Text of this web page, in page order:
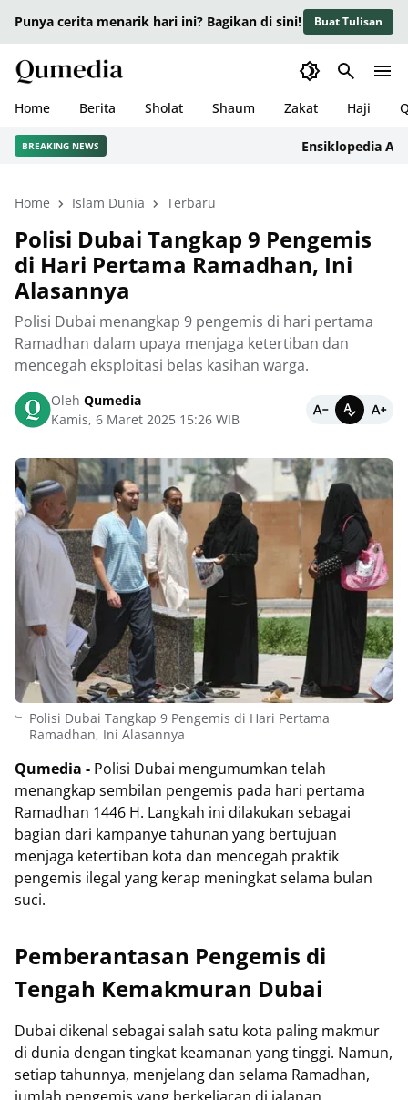
Punya cerita menarik hari ini? Bagikan di sini! Buat Tulisan
Home Berita Sholat Shaum Zakat Haji
BREAKING NEWS Ensiklopedia Adab
Home Islam Dunia Terbaru
Polisi Dubai Tangkap 9 Pengemis
di Hari Pertama Ramadhan, Ini
Alasannya
Polisi Dubai menangkap 9 pengemis di hari pertama
Ramadhan dalam upaya menjaga ketertiban dan
mencegah eksploitasi belas kasihan warga.
Oleh Qumedia
Kamis, 6 Maret 2025 15:26 WIB
Polisi Dubai Tangkap 9 Pengemis di Hari Pertama
Ramadhan, Ini Alasannya
Qumedia - Polisi Dubai mengumumkan telah
menangkap sembilan pengemis pada hari pertama
Ramadhan 1446 H. Langkah ini dilakukan sebagai
bagian dari kampanye tahunan yang bertujuan
menjaga ketertiban kota dan mencegah praktik
pengemis ilegal yang kerap meningkat selama bulan
suci.
Pemberantasan Pengemis di
Tengah Kemakmuran Dubai
Dubai dikenal sebagai salah satu kota paling makmur
di dunia dengan tingkat keamanan yang tinggi. Namun,
setiap tahunnya, menjelang dan selama Ramadhan,